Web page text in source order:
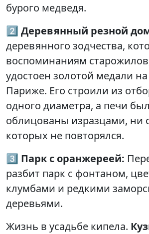
бурого медведя.
2️⃣ Деревянный резной
деревянного зодчества,
воспоминаниям
удостоен золотой медали
Париже. Его строили из
одного диаметра, а печи
облицованы изразцами, ни
которых не повторялся.
3️⃣ Парк с оранжереей:
разбит парк с фонтаном,
клумбами и редкими
деревьями.
Жизнь в усадьбе кипела.